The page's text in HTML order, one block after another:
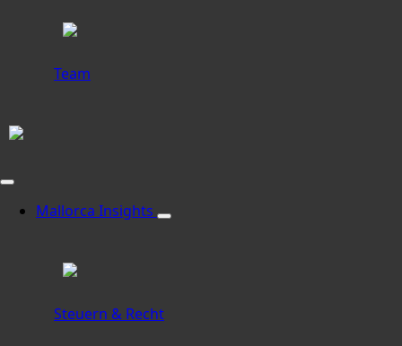
Team
Mallorca Insights
Steuern & Recht